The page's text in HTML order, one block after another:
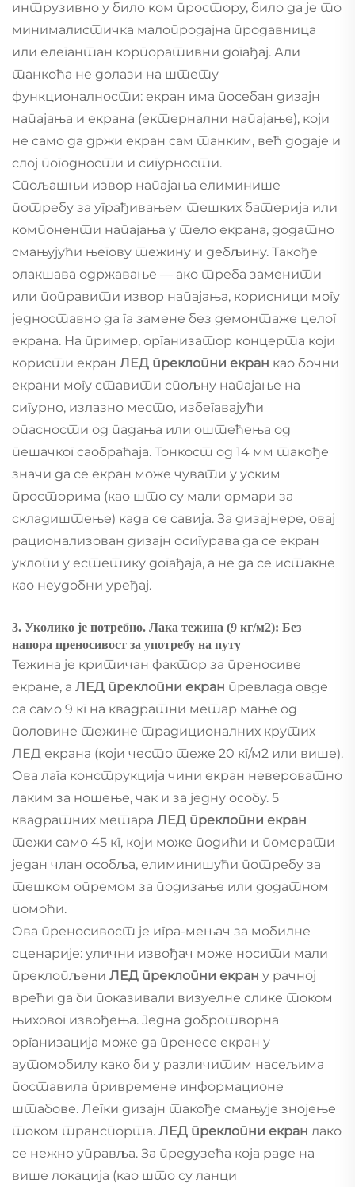
интрузивно у било ком простору, било да је то
минималистичка малопродајна продавница
или елегантан корпоративни догађај. Али
танкоћа не долази на штету
функционалности: екран има посебан дизајн
напајања и екрана (ектернални напајање), који
не само да држи екран сам танким, већ додаје и
слој погодности и сигурности.
Спољашњи извор напајања елиминише
потребу за уграђивањем тешких батерија или
компоненти напајања у тело екрана, додатно
смањујући његову тежину и дебљину. Такође
олакшава одржавање — ако треба заменити
или поправити извор напајања, корисници могу
једноставно да га замене без демонтаже целог
екрана. На пример, организатор концерта који
користи екран ЛЕД преклопни екран као бочни
екрани могу ставити спољну напајање на
сигурно, излазно место, избегавајући
опасности од падања или оштећења од
пешачког саобраћаја. Тонкост од 14 мм такође
значи да се екран може чувати у уским
просторима (као што су мали ормари за
складиштење) када се савија. За дизајнере, овај
рационализован дизајн осигурава да се екран
уклопи у естетику догађаја, а не да се истакне
као неудобни уређај.
3. Уколико је потребно. Лака тежина (9 кг/м2): Без
напора преносивост за употребу на путу
Тежина је критичан фактор за преносиве
екране, а ЛЕД преклопни екран превлада овде
са само 9 кг на квадратни метар мање од
половине тежине традиционалних крутих
ЛЕД екрана (који често теже 20 кг/м2 или више).
Ова лага конструкција чини екран невероватно
лаким за ношење, чак и за једну особу. 5
квадратних метара ЛЕД преклопни екран
тежи само 45 кг, који може подићи и померати
један члан особља, елиминишући потребу за
тешком опремом за подизање или додатном
помоћи.
Ова преносивост је игра-мењач за мобилне
сценарије: улични извођач може носити мали
преклопљени ЛЕД преклопни екран у рачној
врећи да би показивали визуелне слике током
њиховог извођења. Једна добротворна
организација може да пренесе екран у
аутомобилу како би у различитим насељима
поставила привремене информационе
штабове. Легки дизајн такође смањује знојење
током транспорта. ЛЕД преклопни екран лако
се нежно управља. За предузећа која раде на
више локација (као што су ланци